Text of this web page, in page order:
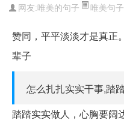
网友: 唯美的句子 唯美句子
赞同，平平淡淡才是真正。
辈子
怎么扎扎实实干事,踏
踏踏实实做人，心胸要阔达